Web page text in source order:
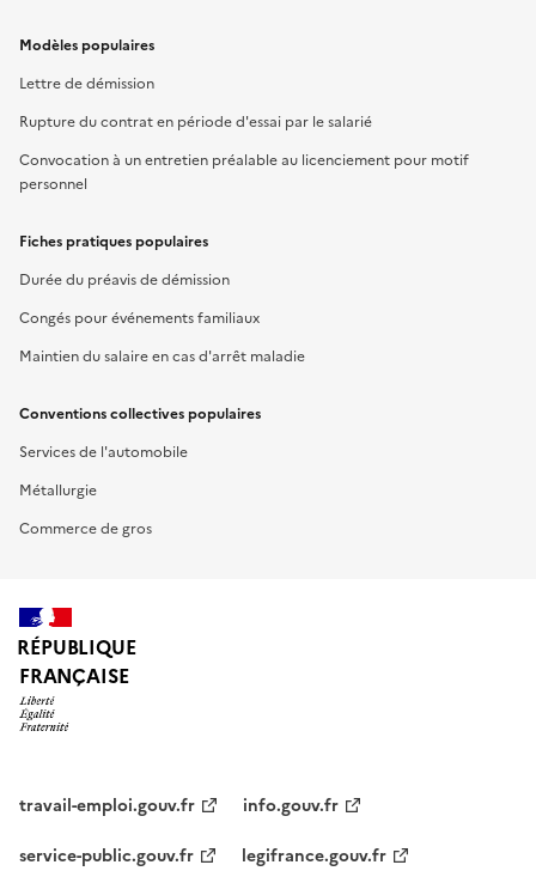
Modèles populaires
Lettre de démission
Rupture du contrat en période d'essai par le salarié
Convocation à un entretien préalable au licenciement pour motif
personnel
Fiches pratiques populaires
Durée du préavis de démission
Congés pour événements familiaux
Maintien du salaire en cas d'arrêt maladie
Conventions collectives populaires
Services de l'automobile
Métallurgie
Commerce de gros
RÉPUBLIQUE
FRANÇAISE
travail-emploi.gouv.fr
info.gouv.fr
service-public.gouv.fr
legifrance.gouv.fr